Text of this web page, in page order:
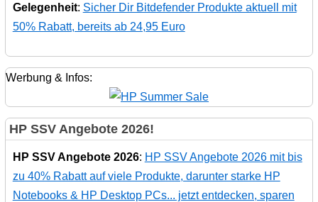
Gelegenheit: Sicher Dir Bitdefender Produkte aktuell mit
50% Rabatt, bereits ab 24,95 Euro
Werbung & Infos:
HP SSV Angebote 2026!
HP SSV Angebote 2026: HP SSV Angebote 2026 mit bis
zu 40% Rabatt auf viele Produkte, darunter starke HP
Notebooks & HP Desktop PCs... jetzt entdecken, sparen